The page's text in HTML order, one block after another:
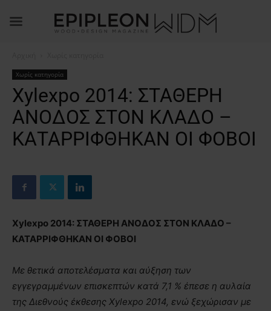
Χωρίς κατηγορία
Xylexpo 2014: ΣΤΑΘΕΡΗ
ΑΝΟΔΟΣ ΣΤΟΝ ΚΛΑΔΟ –
ΚΑΤΑΡΡΙΦΘΗΚΑΝ ΟΙ ΦΟΒΟΙ
Xylexpo 2014: ΣΤΑΘΕΡΗ ΑΝΟΔΟΣ ΣΤΟΝ ΚΛΑΔΟ –
ΚΑΤΑΡΡΙΦΘΗΚΑΝ ΟΙ ΦΟΒΟΙ
Με θετικά αποτελέσματα και αύξηση των
εγγεγραμμένων επισκεπτών κατά 7,1 % έπεσε η αυλαία
της Διεθνούς έκθεσης Xylexpo 2014, ενώ ξεχώρισαν με